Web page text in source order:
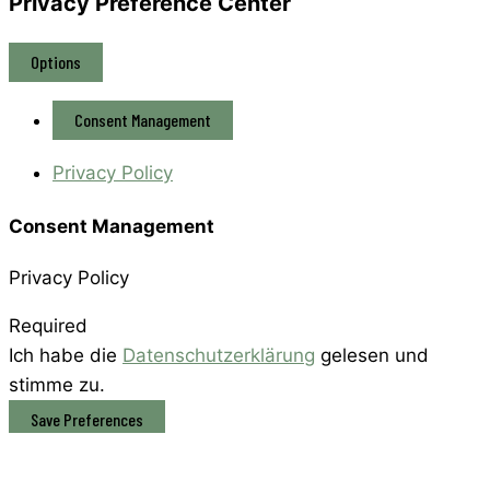
Options
Consent Management
Privacy Policy
Consent Management
Privacy Policy
Required
Ich habe die Datenschutzerklärung gelesen und
stimme zu.